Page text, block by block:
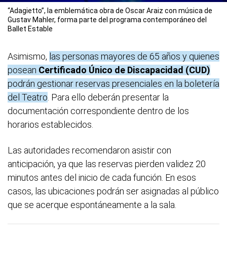
“Adagietto”, la emblemática obra de Oscar Araiz con música de
Gustav Mahler, forma parte del programa contemporáneo del
Ballet Estable
Asimismo, las personas mayores de 65 años y quienes
posean Certificado Único de Discapacidad (CUD)
podrán gestionar reservas presenciales en la boletería
del Teatro . Para ello deberán presentar la
documentación correspondiente dentro de los
horarios establecidos.
Las autoridades recomendaron asistir con
anticipación, ya que las reservas pierden validez 20
minutos antes del inicio de cada función. En esos
casos, las ubicaciones podrán ser asignadas al público
que se acerque espontáneamente a la sala.